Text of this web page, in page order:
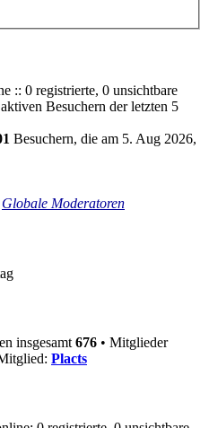
:: 0 registrierte, 0 unsichtbare
Besuchern der letzten 5
Besuchern, die am 5. Aug 2026,
Globale Moderatoren
insgesamt 676 • Mitglieder
Placts